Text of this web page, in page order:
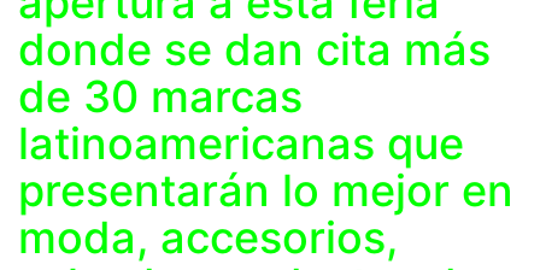
donde se dan cita más
de 30 marcas
latinoamericanas que
presentarán lo mejor en
moda, accesorios,